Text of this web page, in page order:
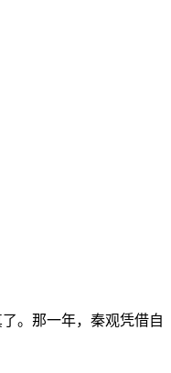
。那一年，秦观凭借自